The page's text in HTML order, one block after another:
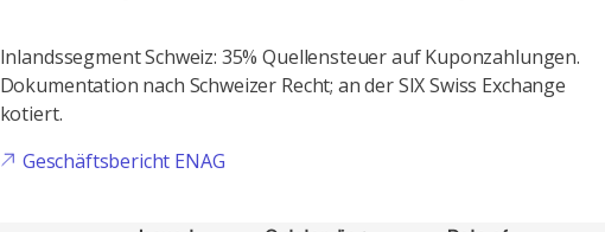
Inlandssegment Schweiz: 35% Quellensteuer auf Kuponzahlungen.
Dokumentation nach Schweizer Recht; an der SIX Swiss Exchange
kotiert.
Geschäftsbericht ENAG